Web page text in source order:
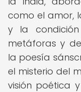
como el amor,
y la
metáforas y
la poesía
el misterio del
visión poética